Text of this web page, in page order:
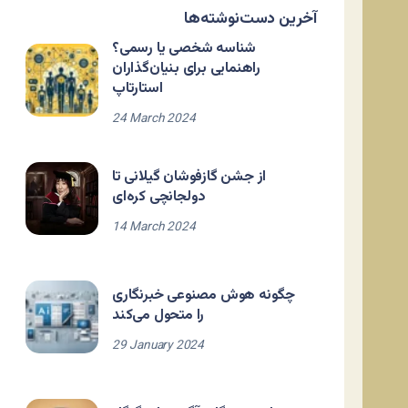
آخرین دست‌نوشته‌ها
شناسه شخصی یا رسمی؟
راهنمایی برای بنیان‌گذاران
استارتاپ
24 March 2024
از جشن گازفوشان گیلانی تا
دولجانچی کره‌ای
14 March 2024
چگونه هوش مصنوعی خبرنگاری
را متحول می‌کند
29 January 2024